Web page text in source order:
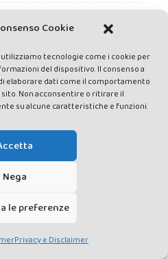
Cookie
tecnologie come i cookie per
del dispositivo. Il consenso a
elaborare dati come il comportamento
Non acconsentire o ritirare il
su alcune caratteristiche e funzioni.
Nega
le preferenze
Privacy e Disclaimer
tempo di Festa di
Rewild SicilysuUn nuovo
urbana a
- Alessio Banini
il Ricettario di Comunità a Torrita